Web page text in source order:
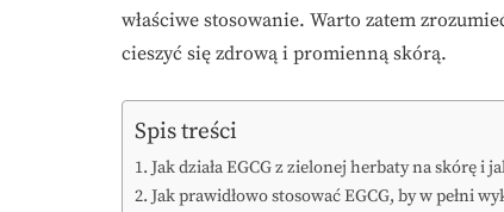
właściwe stosowanie. Warto zatem
cieszyć się zdrową i promienną skórą.
Spis treści
Jak działa EGCG z zielonej herbaty na skórę i
Jak prawidłowo stosować EGCG, by w pełni